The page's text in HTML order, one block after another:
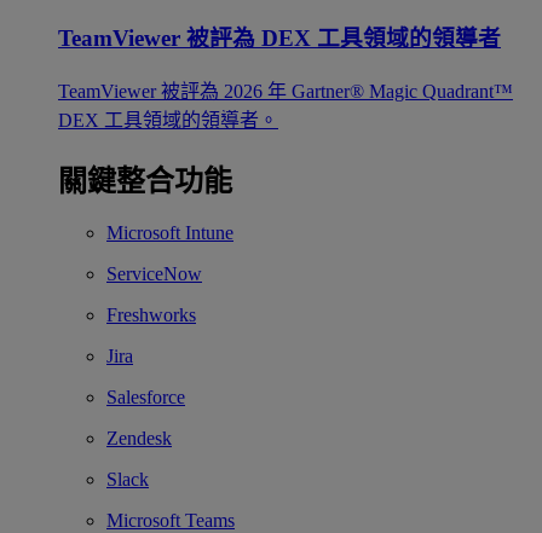
TeamViewer 被評為 DEX 工具領域的領導者
TeamViewer 被評為 2026 年 Gartner® Magic Quadrant™
DEX 工具領域的領導者。
關鍵整合功能
Microsoft Intune
ServiceNow
Freshworks
Jira
Salesforce
Zendesk
Slack
Microsoft Teams